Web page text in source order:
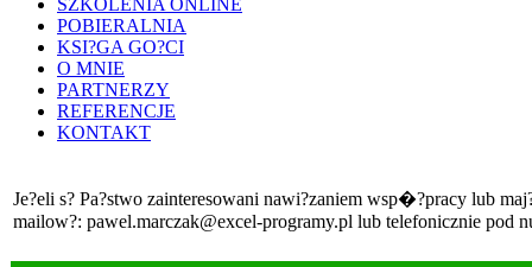
SZKOLENIA ONLINE
POBIERALNIA
KSI?GA GO?CI
O MNIE
PARTNERZY
REFERENCJE
KONTAKT
Je?eli s? Pa?stwo zainteresowani nawi?zaniem wsp�?pracy lub
mailow?: pawel.marczak@excel-programy.pl lub telefonicznie pod